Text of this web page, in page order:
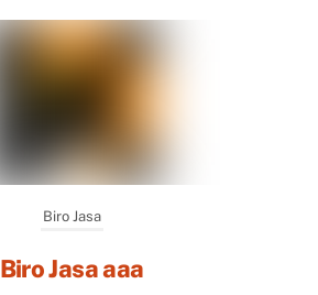
Biro Jasa
Biro Jasa aaa